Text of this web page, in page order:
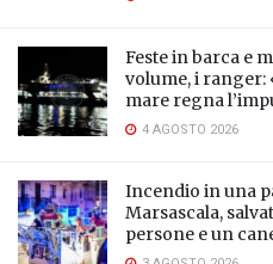
Feste in barca e
volume, i ranger:
mare regna
4 AGOSTO 2026
Incendio in una
Marsascala,
persone e un